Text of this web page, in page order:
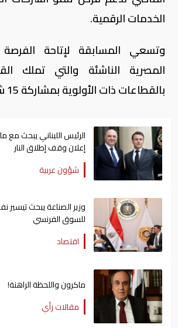
الخدمات الرقمية.
وتسعي المسابقة لإتاحة
المصرية الناشئة والتي تملك
بالقطاعات ذات الأولوية بمشاركة 15 شركة فرنسية.
الرئيس اللبناني يبحث مع
إعلان وقف إطلاق النار
شؤون عربية
وزير الصناعة يبحث تيسير
للسوق الفرنسي
اقتصاد
ماكرون واللحظة الراهنة!
مقالات رأي